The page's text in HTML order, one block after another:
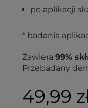
po aplikacji
* badania
Zawiera 99%
Przebadany
49,99